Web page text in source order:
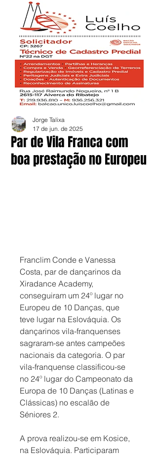
Par de Vila Franca com
boa prestação no Europeu
Jorge Talixa
17 de jun. de 2025
Franclim Conde e Vanessa
Costa, par de dançarinos da
Xiradance Academy,
conseguiram um 24º lugar no
Europeu de 10 Danças, que
teve lugar na Eslováquia. Os
dançarinos vila-franquenses
sagraram-se antes campeões
nacionais da categoria. O par
vila-franquense classificou-se
no 24º lugar do Campeonato da
Europa de 10 Danças (Latinas e
Clássicas) no escalão de
Séniores 2.
A prova realizou-se em Kosice,
na Eslováquia. Participaram